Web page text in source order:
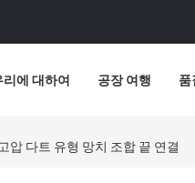
리에 대하여 공장 여행 품
압 다트 유형 망치 조합 끝 연결